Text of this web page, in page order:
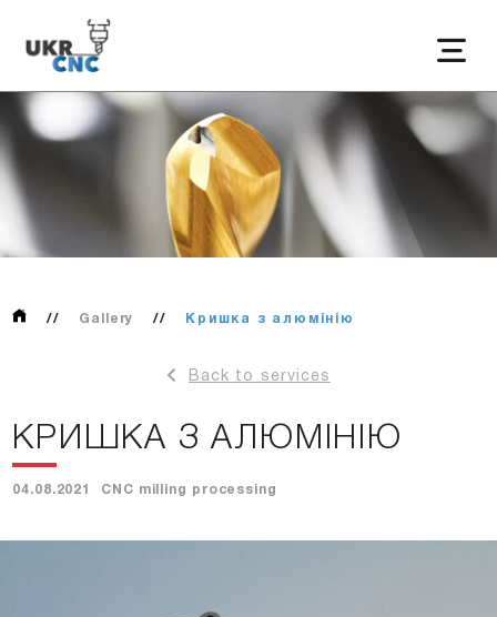
// Gallery // Кришка з алюмінію
Back to services
КРИШКА З АЛЮМІНІЮ
04.08.2021 CNC milling processing